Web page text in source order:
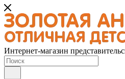
Интернет-магазин